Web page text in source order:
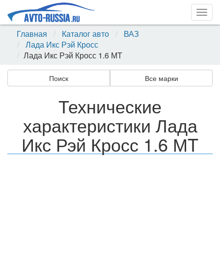
Главная
Каталог авто
ВАЗ
Лада Икс Рэй Кросс
Лада Икс Рэй Кросс 1.6 МT
Поиск Все марки
Технические
характеристики Лада
Икс Рэй Кросс 1.6 МT